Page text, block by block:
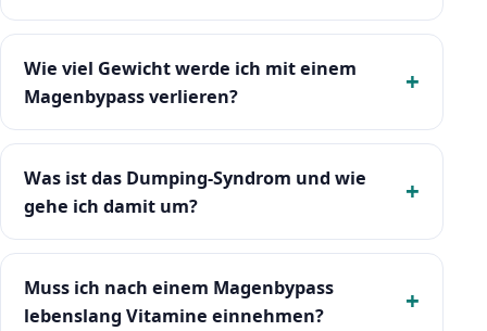
Wie viel Gewicht werde ich mit einem
Magenbypass verlieren?
Was ist das Dumping-Syndrom und wie
gehe ich damit um?
Muss ich nach einem Magenbypass
lebenslang Vitamine einnehmen?